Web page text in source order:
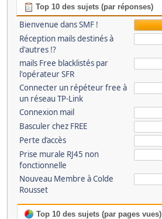
Top 10 des sujets (par réponses)
Bienvenue dans SMF !
Réception mails destinés à
d'autres !?
mails Free blacklistés par
l'opérateur SFR
Connecter un répéteur free à
un réseau TP-Link
Connexion mail
Basculer chez FREE
Perte d’accès
Prise murale RJ45 non
fonctionnelle
Nouveau Membre à Colde
Rousset
Top 10 des sujets (par pages vues)